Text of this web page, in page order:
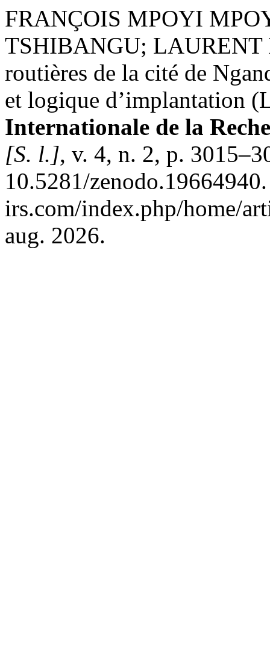
FRANÇOIS MPOYI
TSHIBANGU;
routières de la cité de
et logique d’implantation
Internationale de la
[S. l.], v. 4, n. 2, p.
10.5281/
irs.com/index.php/home/
aug. 2026.